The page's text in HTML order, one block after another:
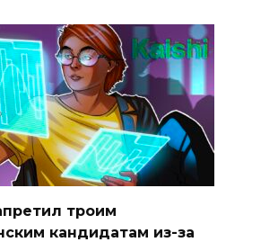
троим
кандидатам из-за